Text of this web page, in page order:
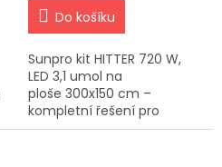
Do košíku
Sunpro kit HITTER 720 W,
LED 3,1 umol na
ploše 300x150 cm –
kompletní řešení pro
domácí pěstování.